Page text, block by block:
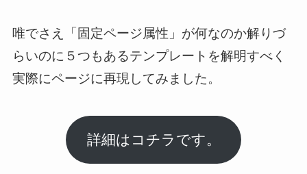
唯でさえ「固定ページ属性」が何なのか解りづ
らいのに５つもあるテンプレートを解明すべく
実際にページに再現してみました。
詳細はコチラです。